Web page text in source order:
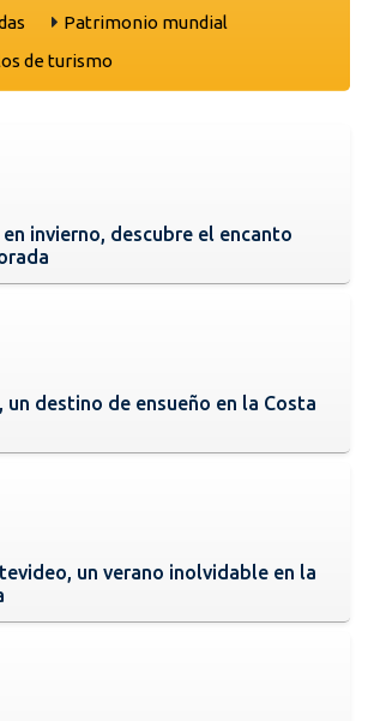
Patrimonio mundial
de turismo
invierno, descubre el encanto
un destino de ensueño en la Costa
un verano inolvidable en la